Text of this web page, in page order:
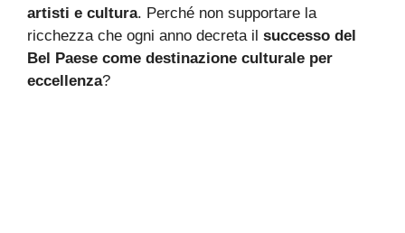
artisti e cultura. Perché non supportare la
ricchezza che ogni anno decreta il successo del
Bel Paese come destinazione culturale per
eccellenza?